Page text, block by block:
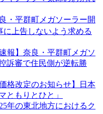
・平群町メガソーラー開
上告しないよう求める
速報】奈良・平群町メガソ
訴審で住民側が逆転勝
価格改定のお知らせ】日本
ともりとひと」
年の東北地方におけるク